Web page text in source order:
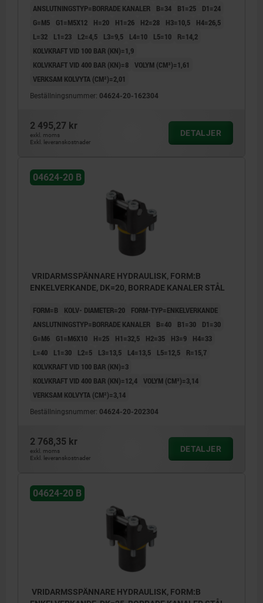
ANSLUTNINGSTYP=BORRADE KANALER
B=34 B1=25
D1=24
G=M5
G1=M5X12 H=20 H1=26 H2=28 H3=10,5
H4=26,5
L=32
L1=23 L2=4,5 L3=9,5 L4=10 L5=10
R=14,2
KOLVKRAFT VID 100 BAR (KN)=1,9
KOLVKRAFT VID 400 BAR (KN)=8 VOLYM (CM³)=1,61
VERKSAM KOLVYTA (CM²)=2,01
Beställningsnummer: 04624-20-162304
2 495,27 kr
exkl. moms
Exkl. leveranskostnader
DETALJER
04624-20 B
VRIDARMSSPÄNNARE HYDRAULISK, FORM:B
ENKELVERKANDE, DK=20, BORRADE KANALER STÅL
FORM=B KOLV- DIAMETER=20
FORM-TYP=ENKELVERKANDE
ANSLUTNINGSTYP=BORRADE KANALER
B=40 B1=30
D1=30
G=M6
G1=M6X10 H=25 H1=32,5 H2=35 H3=9
H4=33
L=40
L1=30 L2=5 L3=13,5 L4=13,5 L5=12,5
R=15,7
KOLVKRAFT VID 100 BAR (KN)=3
KOLVKRAFT VID 400 BAR (KN)=12,4 VOLYM (CM³)=3,14
VERKSAM KOLVYTA (CM²)=3,14
Beställningsnummer: 04624-20-202304
2 768,35 kr
exkl. moms
Exkl. leveranskostnader
DETALJER
04624-20 B
VRIDARMSSPÄNNARE HYDRAULISK, FORM:B